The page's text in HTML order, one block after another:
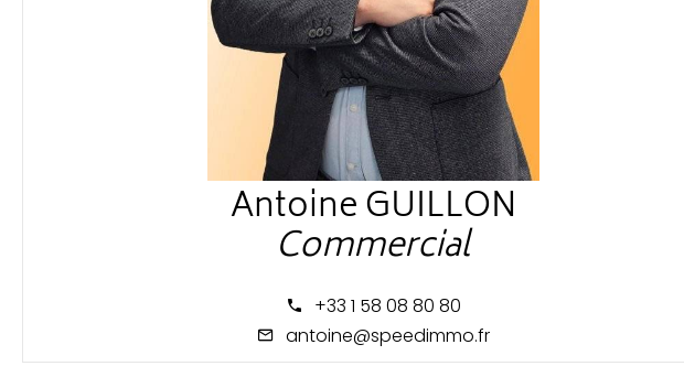
Antoine GUILLON
Commercial
+33 1 58 08 80 80
antoine@speedimmo.fr